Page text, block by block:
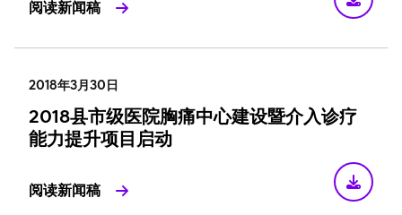
阅读新闻稿
2018年3月30日
2018县市级医院胸痛中心建设暨介入诊疗
能力提升项目启动
阅读新闻稿